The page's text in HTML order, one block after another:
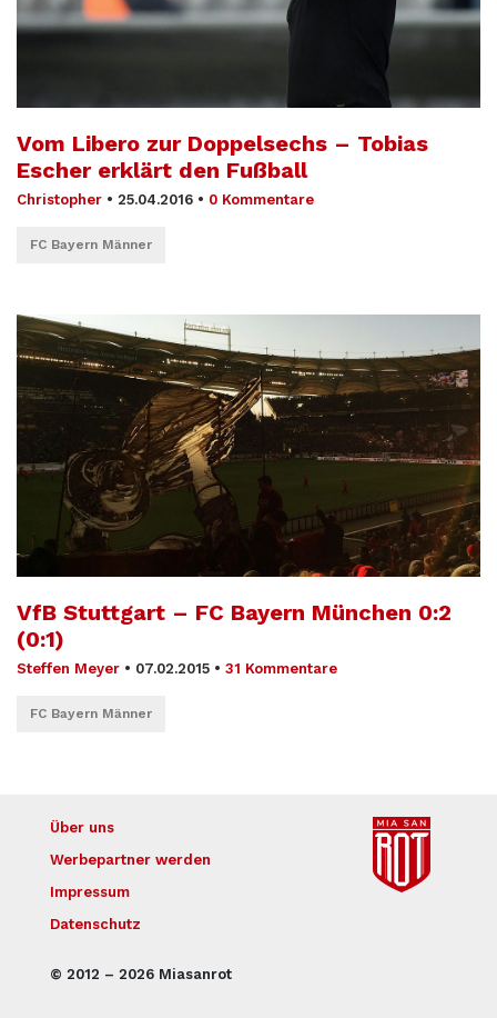
Vom Libero zur Doppelsechs – Tobias
Escher erklärt den Fußball
Christopher • 25.04.2016 • 0 Kommentare
FC Bayern Männer
VfB Stuttgart – FC Bayern München 0:2
(0:1)
Steffen Meyer • 07.02.2015 • 31 Kommentare
FC Bayern Männer
© 2012 – 2026 Miasanrot
Über uns
Werbepartner werden
Impressum
Datenschutz